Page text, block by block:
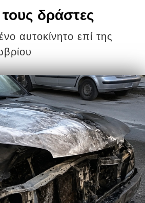
δράστες
αυτοκίνητο επί της